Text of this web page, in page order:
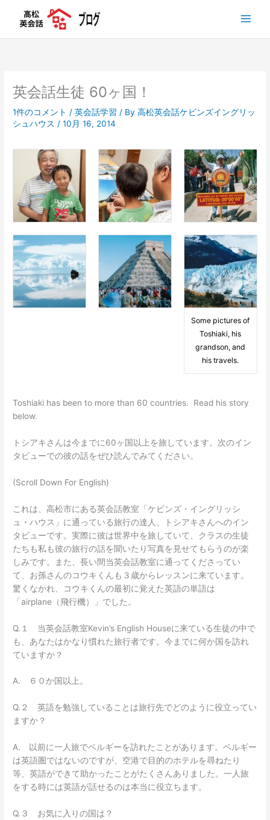
英会話生徒 60ヶ国！
1件のコメント /英会話学習 / By高松英会話ケビンズイングリッ
シュハウス /10月 16, 2014
Some pictures of
Toshiaki, his
grandson, and
his travels.
Toshiaki has been to more than 60 countries. Read his story
below.
トシアキさんは今までに60ヶ国以上を旅しています。次のイン
タビューでの彼の話をぜひ読んでみてください。
(Scroll Down For English)
これは、高松市にある英会話教室「ケビンズ・イングリッシ
ュ・ハウス」に通っている旅行の達人、トシアキさんへのイン
タビューです。実際に彼は世界中を旅していて、クラスの生徒
たちも私も彼の旅行の話を聞いたり写真を見せてもらうのが楽
しみです。また、長い間当英会話教室に通ってくださってい
て、お孫さんのコウキくんも３歳からレッスンに来ています。
驚くなかれ、コウキくんの最初に覚えた英語の単語は
「airplane（飛行機）」でした。
Q.１ 当英会話教室Kevin’s English Houseに来ている生徒の中で
も、あなたはかなり慣れた旅行者です。今までに何か国を訪れ
ていますか？
A. ６０か国以上。
Q.２ 英語を勉強していることは旅行先でどのように役立ってい
ますか？
A. 以前に一人旅でベルギーを訪れたことがあります。ベルギー
は英語圏ではないのですが、空港で目的のホテルを尋ねたり
等、英語ができて助かったことがたくさんありました。一人旅
をする時には英語が話せるのは本当に役立ちます。
Q.３ お気に入りの国は？